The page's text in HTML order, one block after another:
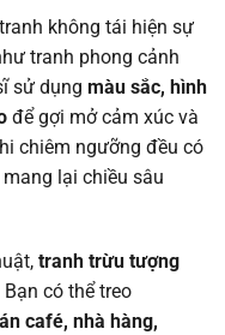
không tái hiện sự
tranh phong cảnh
sử dụng màu sắc, hình
để gợi mở cảm xúc và
chiêm ngưỡng đều có
lại chiều sâu
tranh trừu tượng
có thể treo
café, nhà hàng,